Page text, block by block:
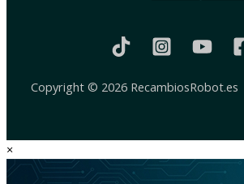
Copyright © 2026 RecambiosRobot.es
×